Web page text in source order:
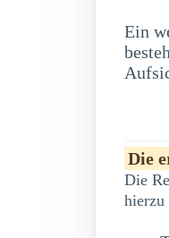
Ein
Die
Die
hierzu